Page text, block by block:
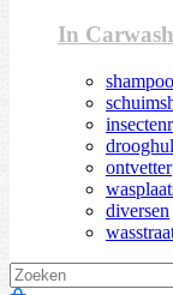
In
shampoo
ontvetter
diversen